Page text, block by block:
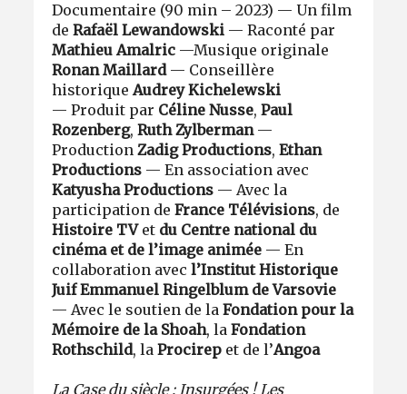
Documentaire (90 min – 2023) — Un film
deRafaël Lewandowski — Raconté par
Mathieu Amalric —Musique originale
Ronan Maillard — Conseillère
historiqueAudrey Kichelewski
— Produit par Céline Nusse,Paul
Rozenberg,Ruth Zylberman—
ProductionZadig Productions,Ethan
Productions — En association avec
Katyusha Productions — Avec la
participation deFrance Télévisions, de
Histoire TV et du Centre national du
cinéma et de l’image animée — En
collaboration avecl’Institut Historique
Juif Emmanuel Ringelblum de Varsovie
— Avec le soutien de laFondation pour la
Mémoire de la Shoah, laFondation
Rothschild, laProcirep et de l’Angoa
La Case du siècle : Insurgées ! Les